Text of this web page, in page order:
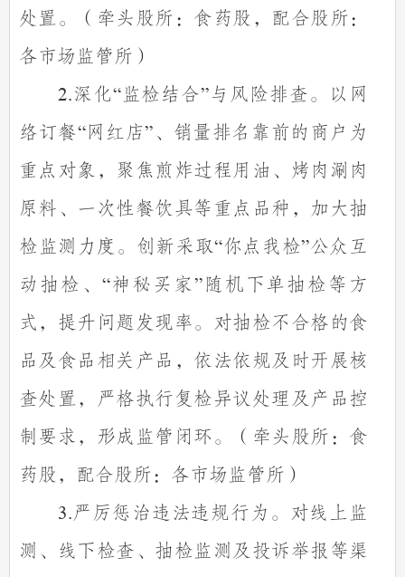
处置。（牵头股所：食药股，配合股所：
各市场监管所）
2.深化“监检结合”与风险排查。以网
络订餐“网红店”、销量排名靠前的商户为
重点对象，聚焦煎炸过程用油、烤肉涮肉
原料、一次性餐饮具等重点品种，加大抽
检监测力度。创新采取“你点我检”公众互
动抽检、 “神秘买家”随机下单抽检等方
式，提升问题发现率。对抽检不合格的食
品及食品相关产品，依法依规及时开展核
查处置，严格执行复检异议处理及产品控
制要求，形成监管闭环。（牵头股所：食
药股，配合股所：各市场监管所）
3.严厉惩治违法违规行为。对线上监
测、线下检查、抽检监测及投诉举报等渠